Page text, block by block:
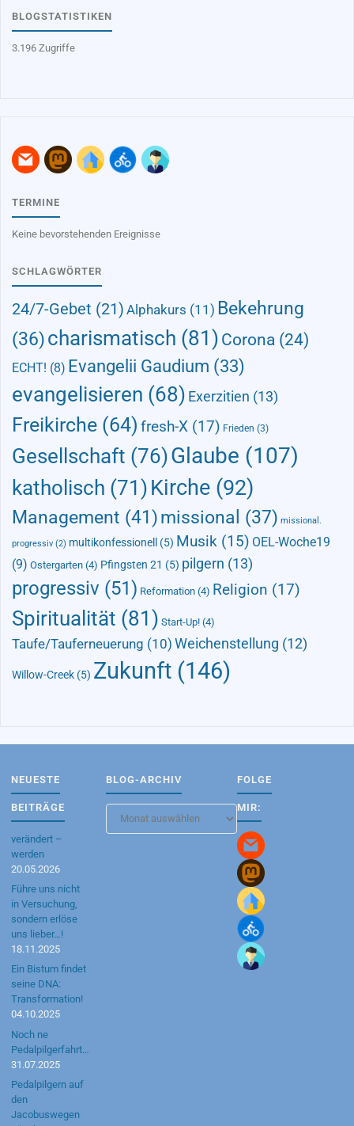
BLOGSTATISTIKEN
3.196 Zugriffe
TERMINE
Keine bevorstehenden Ereignisse
SCHLAGWÖRTER
24/7-Gebet (21) Alphakurs (11) Bekehrung
(36)charismatisch (81) Corona (24)
ECHT! (8) Evangelii Gaudium (33)
evangelisieren (68) Exerzitien (13)
Freikirche (64) fresh-X (17) Frieden (3)
Gesellschaft (76)Glaube (107)
katholisch (71) Kirche (92)
Management (41)missional (37) missional.
progressiv (2) multikonfessionell (5) Musik (15) OEL-Woche19
(9) Ostergarten (4) Pfingsten 21 (5) pilgern (13)
progressiv (51) Reformation (4) Religion (17)
Spiritualität (81) Start-Up! (4)
Taufe/Tauferneuerung (10) Weichenstellung (12)
Willow-Creek (5) Zukunft (146)
NEUESTE
BEITRÄGE
verändert –
werden
20.05.2026
Führe uns nicht
in Versuchung,
sondern erlöse
uns lieber…!
18.11.2025
Ein Bistum findet
seine DNA:
Transformation!
04.10.2025
Noch ne
Pedalpilgerfahrt…
31.07.2025
Pedalpilgern auf
den
Jacobuswegen
BLOG-ARCHIV
Blog-
Archiv
FOLGE
MIR: